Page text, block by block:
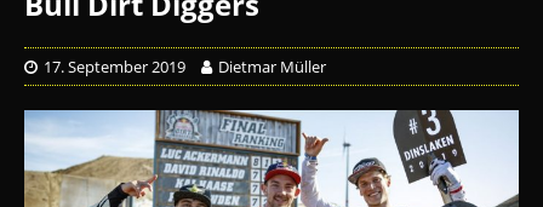
17. September 2019 Dietmar Müller